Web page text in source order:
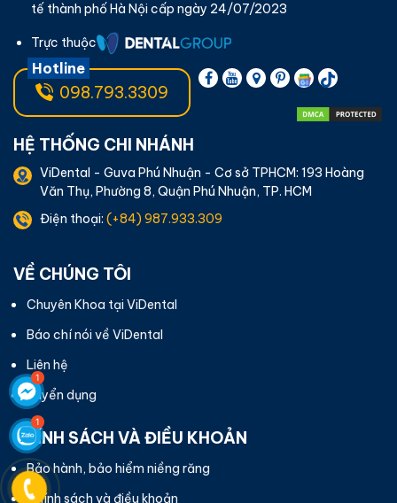
tế thành phố Hà Nội cấp ngày 24/07/2023
Trực thuộc
Hotline
098.793.3309
HỆ THỐNG CHI NHÁNH
ViDental - Guva Phú Nhuận - Cơ sở TPHCM: 193 Hoàng
Văn Thụ, Phường 8, Quận Phú Nhuận, TP. HCM
Điện thoại: (+84) 987.933.309
VỀ CHÚNG TÔI
Chuyên Khoa tại ViDental
Báo chí nói về ViDental
Liên hệ
Tuyển dụng
CHÍNH SÁCH VÀ ĐIỀU KHOẢN
Bảo hành, bảo hiểm niềng răng
Chính sách và điều khoản